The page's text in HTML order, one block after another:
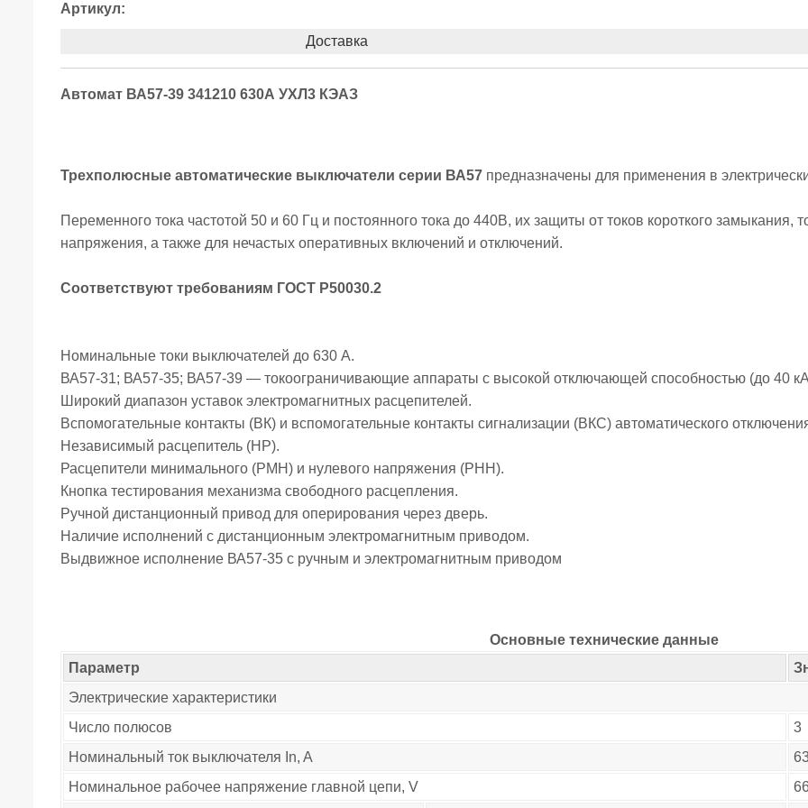
Артикул:
Доставка
Автомат ВА57-39 341210 630А УХЛ3 КЭАЗ
Трехполюсные автоматические выключатели серии ВА57 предназначены для применения в
Переменного тока частотой 50 и 60 Гц и постоянного тока до 440В, их защиты от токов короткого замыкания,
напряжения, а также для нечастых оперативных включений и отключений.
Соответствуют требованиям ГОСТ Р50030.2
Номинальные токи выключателей до 630 А.
ВА57-31; ВА57-35; ВА57-39 — токоограничивающие аппараты с высокой отключающей способностью (до 40
Широкий диапазон уставок электромагнитных расцепителей.
Вспомогательные контакты (ВК) и вспомогательные контакты сигнализации (ВКС) автоматического
Независимый расцепитель (HP).
Расцепители минимального (РМН) и нулевого напряжения (РНН).
Кнопка тестирования механизма свободного расцепления.
Ручной дистанционный привод для оперирования через дверь.
Наличие исполнений с дистанционным электромагнитным приводом.
Выдвижное исполнение ВА57-35 с ручным и электромагнитным приводом
Основные технические данные
Параметр
Электрические характеристики
Число полюсов
3
Номинальный ток выключателя In, A
Номинальное рабочее напряжение главной цепи, V